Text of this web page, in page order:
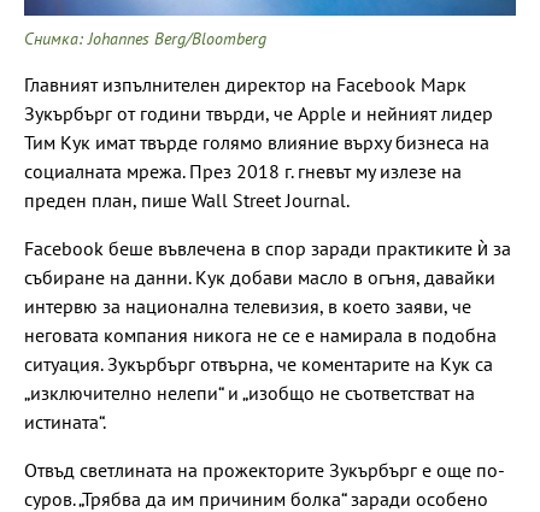
Снимка: Johannes Berg/Bloomberg
Главният изпълнителен директор на Facebook Марк
Зукърбърг от години твърди, че Apple и нейният лидер
Тим Кук имат твърде голямо влияние върху бизнеса на
социалната мрежа. През 2018 г. гневът му излезе на
преден план, пише Wall Street Journal.
Facebook беше въвлечена в спор заради практиките ѝ за
събиране на данни. Кук добави масло в огъня, давайки
интервю за национална телевизия, в което заяви, че
неговата компания никога не се е намирала в подобна
ситуация. Зукърбърг отвърна, че коментарите на Кук са
„изключително нелепи“ и „изобщо не съответстват на
истината“.
Отвъд светлината на прожекторите Зукърбърг е още по-
суров. „Трябва да им причиним болка“ заради особено